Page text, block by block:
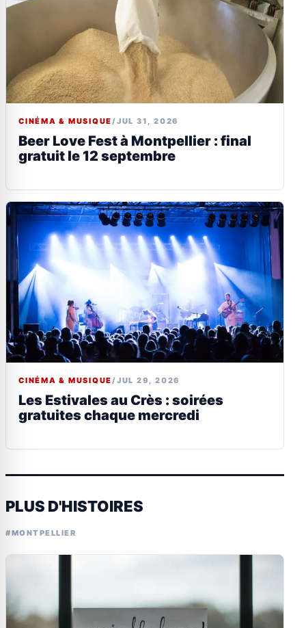
CINÉMA & MUSIQUE /JUL 31, 2026
Beer Love Fest à Montpellier : final
gratuit le 12 septembre
CINÉMA & MUSIQUE/JUL 29, 2026
Les Estivales au Crès : soirées
gratuites chaque mercredi
PLUS D'HISTOIRES
#MONTPELLIER